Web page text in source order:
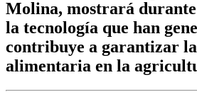
Molina, mostrará
la tecnología que han
contribuye a garantizar
alimentaria en la